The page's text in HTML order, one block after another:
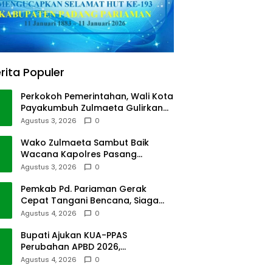
Populer
Perkokoh Pemerintahan, Wali Kota
Payakumbuh Zulmaeta Gulirkan
Jabatan
Agustus 3, 2026 0
Wako Zulmaeta Sambut Baik
Wacana Kapolres Pasang
Kamera Pantau Lalin
Agustus 3, 2026 0
Pemkab Pd. Pariaman Gerak
Cepat Tangani Bencana, Siaga
Cuaca Ekstrem
Agustus 4, 2026 0
Bupati Ajukan KUA-PPAS
Perubahan APBD 2026,
Pendapatan Pasbar Naik 15
Agustus 4, 2026 0